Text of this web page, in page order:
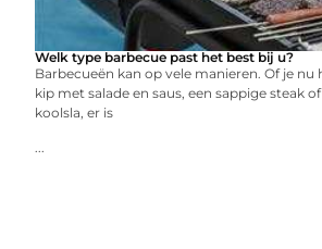
Welk type barbecue past het best bij u?
Barbecueën kan op vele manieren. Of je
kip met salade en saus, een sappige steak
koolsla, er is
...